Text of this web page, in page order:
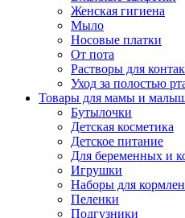
Женская гигиена
Мыло
Носовые платки
От пота
Растворы для
Уход за полостью
Товары для мамы и
Бутылочки
Детская косметика
Детское питание
Для беременных и
Игрушки
Наборы для
Пеленки
Подгузники